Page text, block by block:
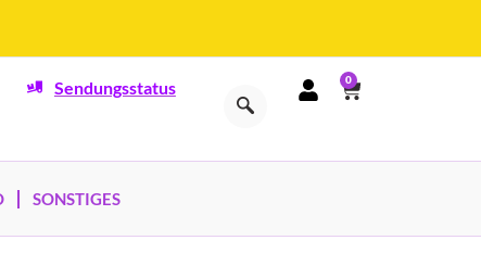
Sendungsstatus 0
SONSTIGES